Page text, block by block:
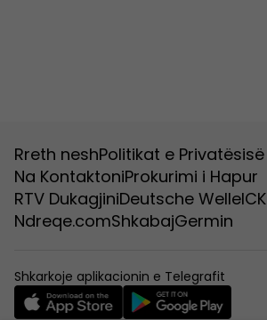
Rreth neshPolitikat e Privatësisë
Na KontaktoniProkurimi i Hapur
RTV DukagjiniDeutsche WelleICK
Ndreqe.comShkabajGermin
Shkarkoje aplikacionin e Telegrafit